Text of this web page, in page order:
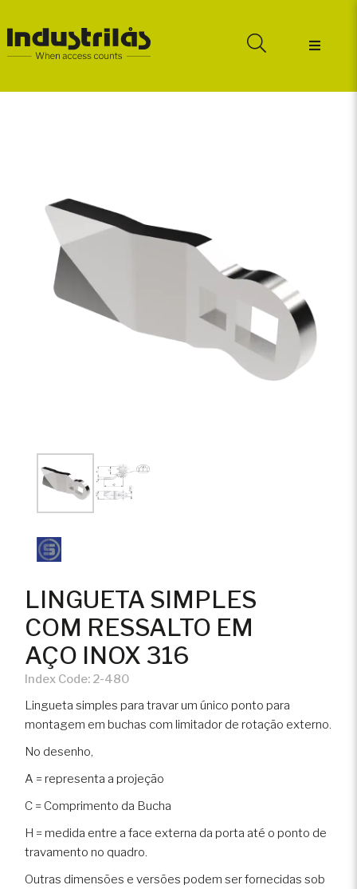
LINGUETA SIMPLES
COM RESSALTO EM
AÇO INOX 316
Index Code: 2-480
Lingueta simples para travar um único ponto para
montagem em buchas com limitador de rotação externo.
No desenho,
A = representa a projeção
C = Comprimento da Bucha
H = medida entre a face externa da porta até o ponto de
travamento no quadro.
Outras dimensões e versões podem ser fornecidas sob